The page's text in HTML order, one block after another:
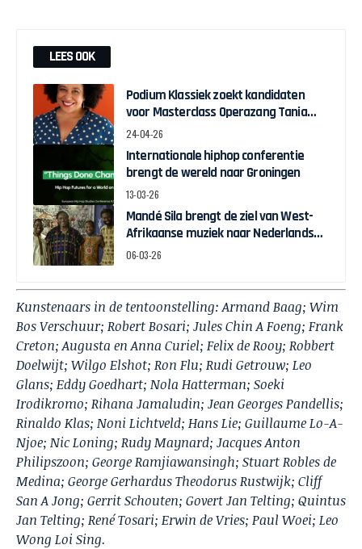
LEES OOK
Podium Klassiek zoekt kandidaten
voor Masterclass Operazang Tania
Kross
24-04-26
Internationale hiphop conferentie
brengt de wereld naar Groningen
13-03-26
Mandé Sila brengt de ziel van West-
Afrikaanse muziek naar Nederlands
podium
06-03-26
Kunstenaars in de tentoonstelling: Armand Baag; Wim
Bos Verschuur; Robert Bosari; Jules Chin A Foeng; Frank
Creton; Augusta en Anna Curiel; Felix de Rooy; Robbert
Doelwijt; Wilgo Elshot; Ron Flu; Rudi Getrouw; Leo
Glans; Eddy Goedhart; Nola Hatterman; Soeki
Irodikromo; Rihana Jamaludin; Jean Georges Pandellis;
Rinaldo Klas; Noni Lichtveld; Hans Lie; Guillaume Lo-A-
Njoe; Nic Loning; Rudy Maynard; Jacques Anton
Philipszoon; George Ramjiawansingh; Stuart Robles de
Medina; George Gerhardus Theodorus Rustwijk; Cliff
San A Jong; Gerrit Schouten; Govert Jan Telting; Quintus
Jan Telting; René Tosari; Erwin de Vries; Paul Woei; Leo
Wong Loi Sing.